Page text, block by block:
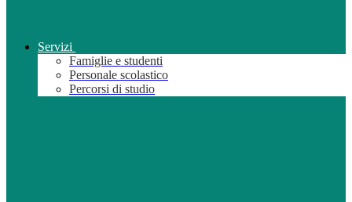
Servizi
Famiglie e studenti
Personale scolastico
Percorsi di studio